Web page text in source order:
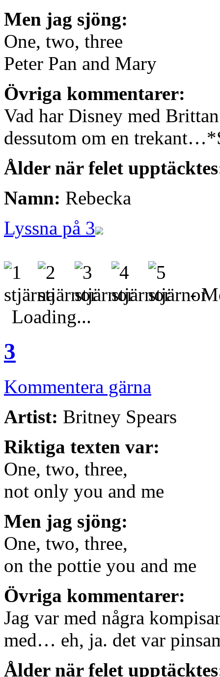
Men jag sjöng:
One, two, three
Peter Pan and Mary
Övriga kommentarer:
Vad har Disney med
dessutom om en
Ålder när felet
Namn: Rebecka
Lyssna på 3
-
Loading...
3
Kommentera gärna
Artist: Britney Spears
Riktiga texten var:
One, two, three,
not only you and me
Men jag sjöng:
One, two, three,
on the pottie you and me
Övriga kommentarer:
Jag var med några
med… eh, ja. det var
Ålder när felet